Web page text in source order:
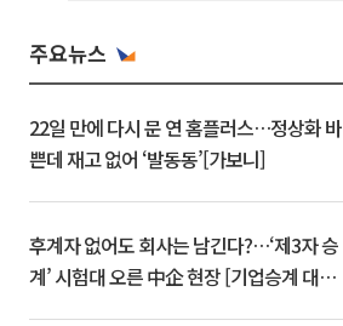
주요뉴스
22일 만에 다시 문 연 홈플러스…정상화 바
쁜데 재고 없어 ‘발동동’[가보니]
후계자 없어도 회사는 남긴다?…‘제3자 승
계’ 시험대 오른 中企 현장 [기업승계 대전